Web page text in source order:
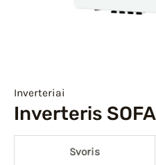
Inverteriai
Inverteris
Svoris